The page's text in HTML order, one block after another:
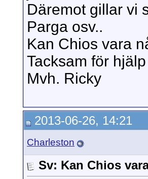
Däremot gillar vi
Parga osv..
Kan Chios vara
Tacksam för hjälp
Mvh. Ricky
2013-06-26, 14:21
Charleston
Sv: Kan Chios